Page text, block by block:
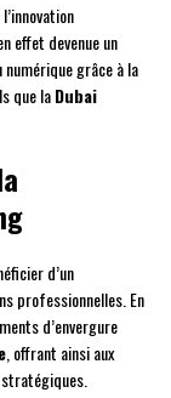
effet devenue un
grâce à la
que laDubai
d’un
professionnelles. En
d’envergure
, offrant ainsi aux